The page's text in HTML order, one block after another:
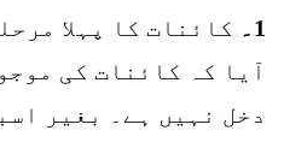
1۔
کائنات کا پہلا
آیا کہ کائنات کی
دخل نہیں ہے۔ بغیر